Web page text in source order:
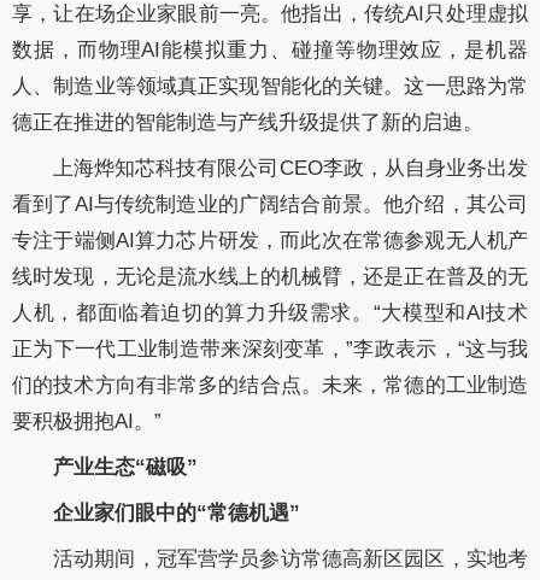
享，让在场企业家眼前一亮。他指出，传统AI 只处理虚拟
数据，而物理AI能模拟重力、碰撞等物理效应，是机器
人、制造业等领域真正实现智能化的关键。这一思路为常
德正在推进的智能制造与产线升级提供了新的启迪 。
上海烨知芯科技有限公司 CEO李政，从自身业务出发
看到了AI与传统制造业的广阔结合前景。他介绍， 其公司
专注于端侧AI算力芯片研发，而此次在常德参观无人机产
线时发现，无论是流水线上的机械臂，还是正在普及的无
人机，都面临着迫切的算力升级需求。“大模型和AI技术
正为下一代工业制造带来深刻变革，”李政表示，“这与我
们的技术方向有非常多的结合点。未来，常德的工业制造
要积极拥抱AI。”
产业生态“磁吸”
企业家们眼中的“常德机遇”
活动期间 ， 冠军营学员参访常德高新区园区，实地考